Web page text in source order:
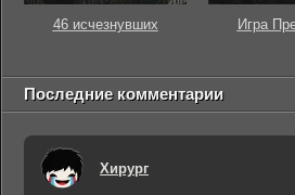
46 исчезнувших Игра
Последние комментарии
Хирург